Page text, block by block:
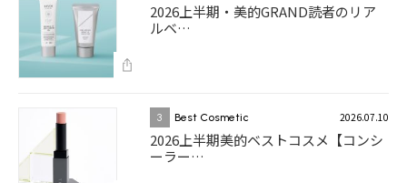
2026上半期・美的GRAND読者のリア
ルベ…
3 Best Cosmetic 2026.07.10
2026上半期美的ベストコスメ【コンシ
ーラー…